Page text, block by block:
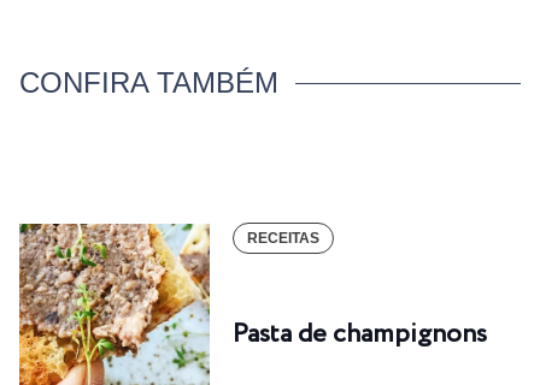
CONFIRA TAMBÉM
RECEITAS
Pasta de champignons